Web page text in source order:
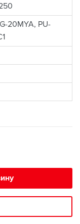
20MYA, PU-